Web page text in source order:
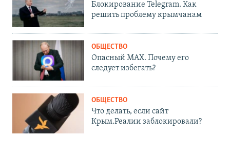
Блокирование Telegram. Как
решить проблему крымчанам
ОБЩЕСТВО
Опасный MAX. Почему его
следует избегать?
ОБЩЕСТВО
Что делать, если сайт
Крым.Реалии заблокировали?